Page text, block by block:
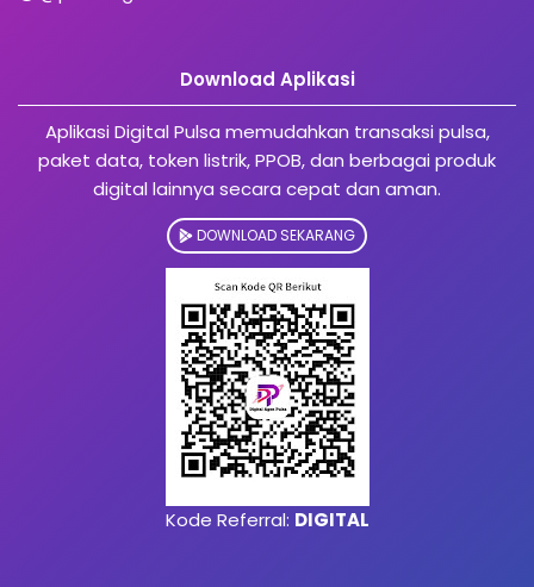
Download Aplikasi
Aplikasi Digital Pulsa memudahkan transaksi pulsa,
paket data, token listrik, PPOB, dan berbagai produk
digital lainnya secara cepat dan aman.
DOWNLOAD SEKARANG
Kode Referral: DIGITAL